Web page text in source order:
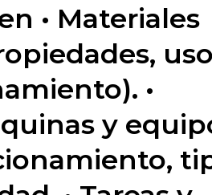
• Materiales
•
y